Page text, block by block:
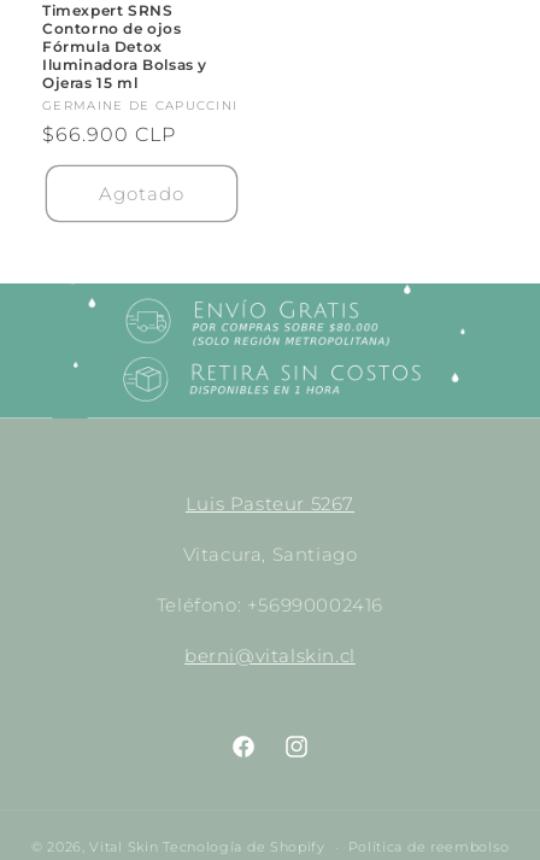
Timexpert SRNS
Contorno de ojos
Fórmula Detox
Iluminadora Bolsas y
Ojeras 15 ml
Proveedor:
GERMAINE DE CAPUCCINI
Precio
habitual
$66.900 CLP
Agotado
Luis Pasteur 5267
Vitacura, Santiago
Teléfono: +56990002416
berni@vitalskin.cl
https://www.facebook.com/
http://instagram.com/
© 2026,Vital Skin Tecnología de Shopify Política de reembolso